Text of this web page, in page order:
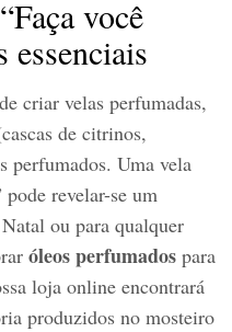
você
essenciais
criar velas perfumadas,
de citrinos,
perfumados. Uma vela
revelar-se um
ou para qualquer
óleos perfumados para
loja online encontrará
produzidos no mosteiro